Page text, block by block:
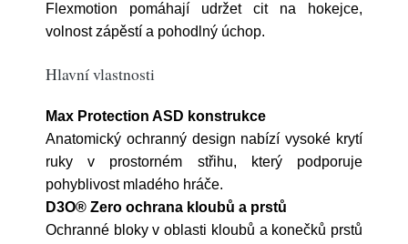
Flexmotion pomáhají udržet cit na hokejce,
volnost zápěstí a pohodlný úchop.
Hlavní vlastnosti
Max Protection ASD konstrukce
Anatomický ochranný design nabízí vysoké krytí
ruky v prostorném střihu, který podporuje
pohyblivost mladého hráče.
D3O® Zero ochrana kloubů a prstů
Ochranné bloky v oblasti kloubů a konečků prstů